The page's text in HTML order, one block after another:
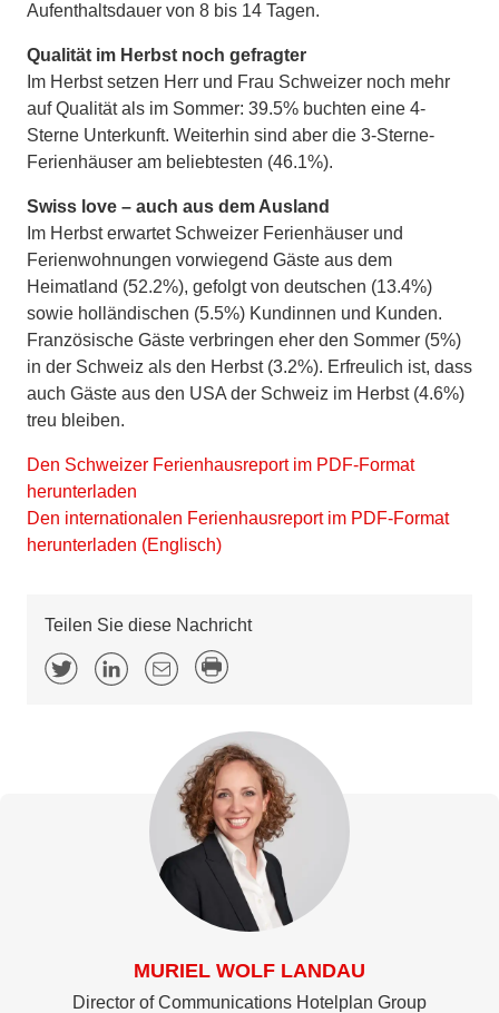
Aufenthaltsdauer von 8 bis 14 Tagen.
Qualität im Herbst noch gefragter
Im Herbst setzen Herr und Frau Schweizer noch mehr
auf Qualität als im Sommer: 39.5% buchten eine 4-
Sterne Unterkunft. Weiterhin sind aber die 3-Sterne-
Ferienhäuser am beliebtesten (46.1%).
Swiss love – auch aus dem Ausland
Im Herbst erwartet Schweizer Ferienhäuser und
Ferienwohnungen vorwiegend Gäste aus dem
Heimatland (52.2%), gefolgt von deutschen (13.4%)
sowie holländischen (5.5%) Kundinnen und Kunden.
Französische Gäste verbringen eher den Sommer (5%)
in der Schweiz als den Herbst (3.2%). Erfreulich ist, dass
auch Gäste aus den USA der Schweiz im Herbst (4.6%)
treu bleiben.
Den Schweizer Ferienhausreport im PDF-Format
herunterladen
Den internationalen Ferienhausreport im PDF-Format
herunterladen (Englisch)
Teilen Sie diese Nachricht
MURIEL WOLF LANDAU
Director of Communications Hotelplan Group